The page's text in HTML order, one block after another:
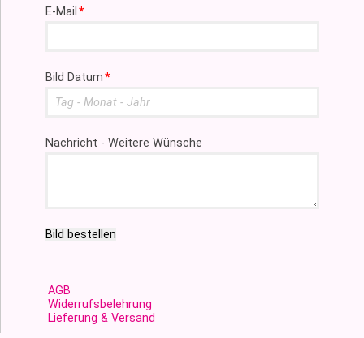
Pflichtfeld
E-Mail*
Pflichtfeld
Bild Datum*
Nachricht - Weitere Wünsche
Bild bestellen
AGB
Widerrufsbelehrung
Lieferung & Versand